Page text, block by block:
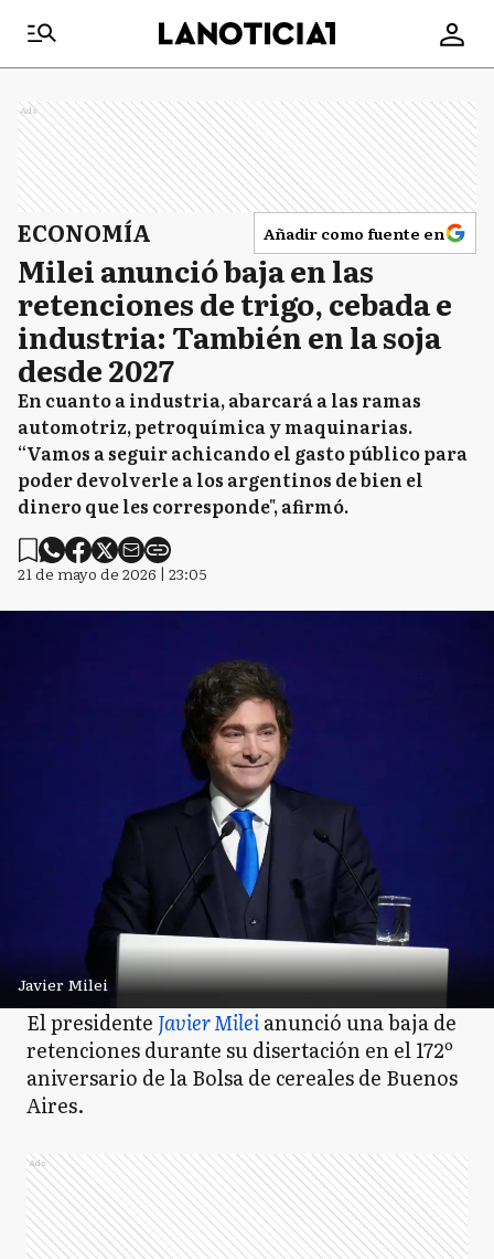
Ads
ECONOMÍA Añadir como fuente en
Milei anunció baja en las
retenciones de trigo, cebada e
industria: También en la soja
desde 2027
En cuanto a industria, abarcará a las ramas
automotriz, petroquímica y maquinarias.
“Vamos a seguir achicando el gasto público para
poder devolverle a los argentinos de bien el
dinero que les corresponde", afirmó.
21 de mayo de 2026 | 23:05
Javier Milei
El presidente Javier Mileianunció una baja de
retenciones durante su disertación en el 172º
aniversario de la Bolsa de cereales de Buenos
Aires.
Ads